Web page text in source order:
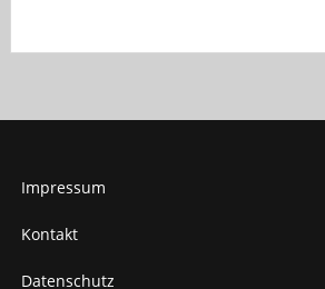
Impressum
Kontakt
Datenschutz